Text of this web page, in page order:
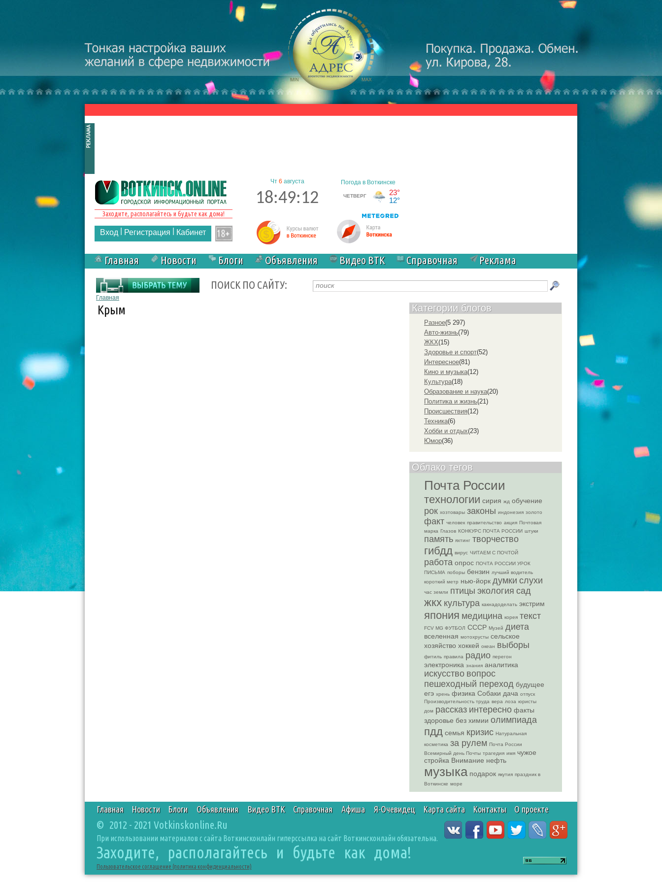
Заходите, располагайтесь и будьте как дома!
Вход Регистрация Кабинет
Чт 6 августа
18:49:13
Главная Новости Блоги Объявления Видео ВТК Справочная
Реклама
ПОИСК ПО САЙТУ:
Форма поиска
Вы здесь
Главная
Крым Категории блогов
Разное(5 297)
Авто-жизнь(79)
ЖКХ(15)
Здоровье и спорт(52)
Интересное(81)
Кино и музыка(12)
Культура(18)
Образование и наука(20)
Политика и жизнь(21)
Проиcшествия(12)
Техника(6)
Хобби и отдых(23)
Юмор(36)
Облако тегов
Почта России
технологии сирия жд обучение
рок хозтовары законы индонезия золото
факт человек правительство акция Почтовая
марка Глазов КОНКУРС ПОЧТА РОССИИ штуки
память яхтинг творчество
гибдд вирус ЧИТАЕМ С ПОЧТОЙ
работа опрос ПОЧТА РОССИИ УРОК
ПИСЬМА поборы бензин лучший водитель
короткий метр нью-йорк думки слухи
час земли птицы экология сад
жкх культура какнадоделать экстрим
япония медицина корея текст
FCV MG ФУТБОЛ СССР Музей диета
вселенная мотохрусты сельское
хозяйство хоккей океан выборы
фитиль правила радио перегон
электроника знания аналитика
искусство вопрос
пешеходный переход будущее
егэ хрень физика Собаки дача отпуск
Производительность труда вера лоза юристы
дом рассказ интересно факты
здоровье без химии олимпиада
пдд семья кризис Натуральная
косметика за рулем Почта России
Всемирный день Почты трагедия имя чужое
стройка Внимание нефть
музыка подарок якутия праздник в
Воткинске море
Главная Новости Блоги Объявления Видео ВТК Справочная Афиша Я-Очевидец Карта сайта Контакты О проекте
© 2012 - 2021 Votkinskonline.Ru
При использовании материалов с сайта Воткинсконлайн гиперссылка на сайт Воткинсконлайн обязательна.
Заходите, располагайтесь и будьте как дома!
Пользовательское соглашение (политика конфиденциальности)